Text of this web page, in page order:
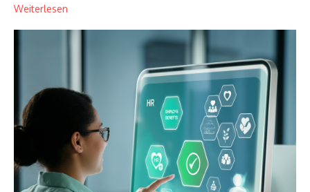
Weiterlesen